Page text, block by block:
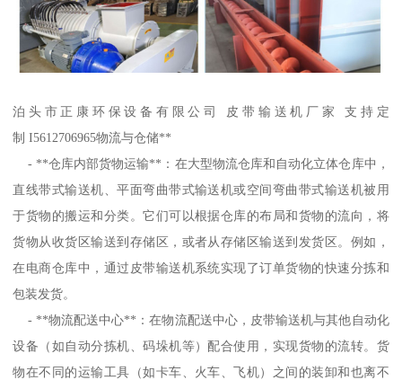
泊头市正康环保设备有限公司 皮带输送机厂家 支持定
制 I5612706965物流与仓储**
- **仓库内部货物运输**：在大型物流仓库和自动化立体仓库中，
直线带式输送机、平面弯曲带式输送机或空间弯曲带式输送机被用
于货物的搬运和分类。它们可以根据仓库的布局和货物的流向，将
货物从收货区输送到存储区，或者从存储区输送到发货区。例如，
在电商仓库中，通过皮带输送机系统实现了订单货物的快速分拣和
包装发货。
- **物流配送中心**：在物流配送中心，皮带输送机与其他自动化
设备（如自动分拣机、码垛机等）配合使用，实现货物的流转。货
物在不同的运输工具（如卡车、火车、飞机）之间的装卸和也离不